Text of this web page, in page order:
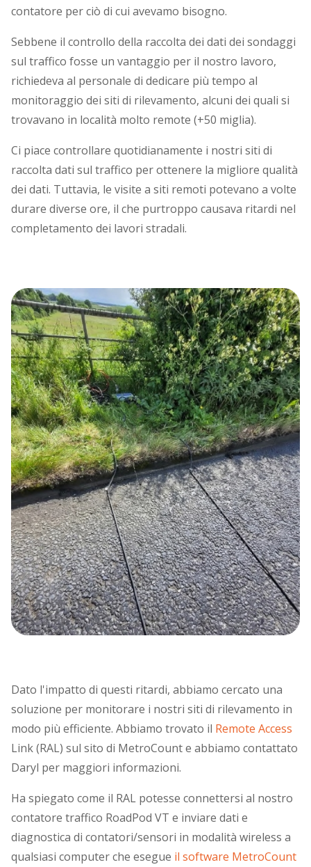
contatore per ciò di cui avevamo bisogno.
Sebbene il controllo della raccolta dei dati dei sondaggi
sul traffico fosse un vantaggio per il nostro lavoro,
richiedeva al personale di dedicare più tempo al
monitoraggio dei siti di rilevamento, alcuni dei quali si
trovavano in località molto remote (+50 miglia).
Ci piace controllare quotidianamente i nostri siti di
raccolta dati sul traffico per ottenere la migliore qualità
dei dati. Tuttavia, le visite a siti remoti potevano a volte
durare diverse ore, il che purtroppo causava ritardi nel
completamento dei lavori stradali.
Dato l'impatto di questi ritardi, abbiamo cercato una
soluzione per monitorare i nostri siti di rilevamento in
modo più efficiente. Abbiamo trovato il Remote Access
Link (RAL) sul sito di MetroCount e abbiamo contattato
Daryl per maggiori informazioni.
Ha spiegato come il RAL potesse connettersi al nostro
contatore traffico RoadPod VT e inviare dati e
diagnostica di contatori/sensori in modalità wireless a
qualsiasi computer che esegue il software MetroCount